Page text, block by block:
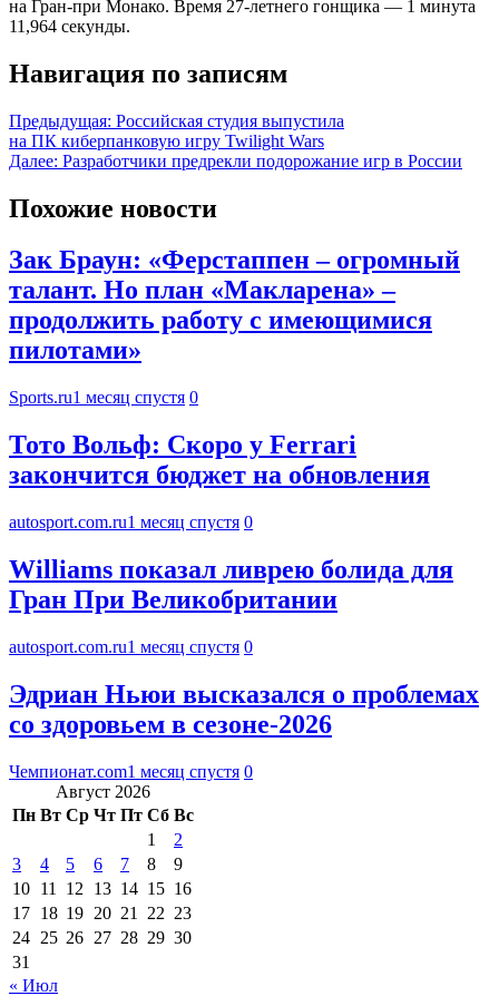
на Гран‑при Монако. Время 27‑летнего гонщика — 1 минута
11,964 секунды.
Навигация по записям
Предыдущая: Российская студия выпустила
на ПК киберпанковую игру Twilight Wars
Далее: Разработчики предрекли подорожание игр в России
Похожие новости
Зак Браун: «Ферстаппен – огромный
талант. Но план «Макларена» –
продолжить работу с имеющимися
пилотами»
Sports.ru1 месяц спустя 0
Тото Вольф: Скоро у Ferrari
закончится бюджет на обновления
autosport.com.ru1 месяц спустя 0
Williams показал ливрею болида для
Гран При Великобритании
autosport.com.ru1 месяц спустя 0
Эдриан Ньюи высказался о проблемах
со здоровьем в сезоне-2026
Чемпионат.com1 месяц спустя 0
Август 2026
Пн Вт Ср Чт Пт Сб Вс
1
2
3
4 5 6 7 8
9
10 11 12 13 14 15 16
17 18 19 20 21 22 23
24 25 26 27 28 29 30
31
« Июл